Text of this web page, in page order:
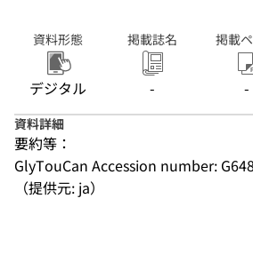
資料形態
デジタル
掲載誌名
-
掲載
-
資料詳細
要約等：
GlyTouCan Accession number:
（提供元: ja）